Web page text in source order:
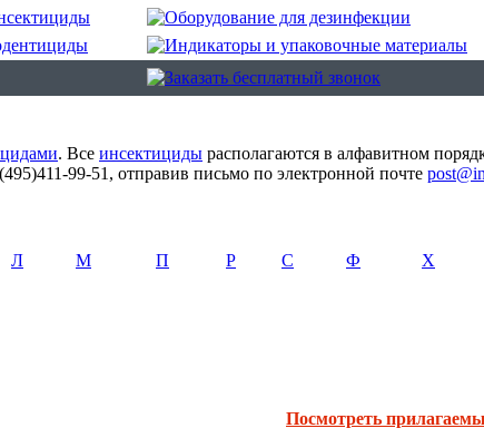
. Все инсектициды располагаются в алфавитном
99-51, отправив письмо по электронной почте
Л М П Р С Ф Х
Посмотреть